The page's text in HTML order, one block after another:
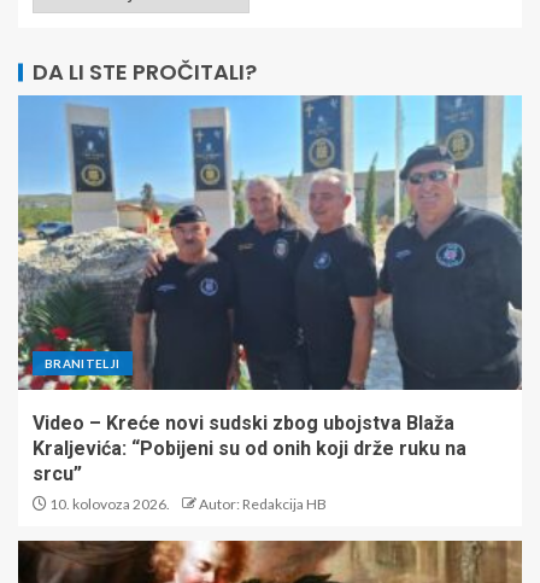
DA LI STE PROČITALI?
BRANITELJI
Video – Kreće novi sudski zbog ubojstva Blaža
Kraljevića: “Pobijeni su od onih koji drže ruku na
srcu”
10. kolovoza 2026. Autor: Redakcija HB